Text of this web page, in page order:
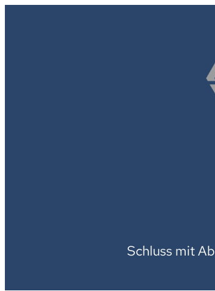
Schluss mit